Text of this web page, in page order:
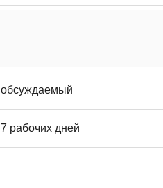
обсуждаемый
7 рабочих дней